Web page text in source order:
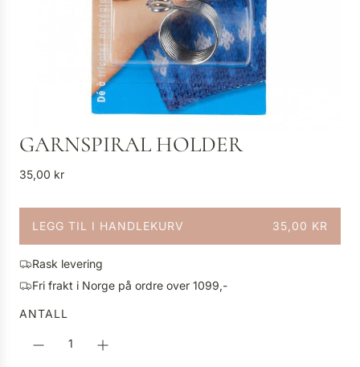
GARNSPIRAL HOLDER
V
n
i
g
p
i
35,00 kr
LEGG TIL I HANDLEKURV 35,00 KR
L
S
T
R
Rask levering
Fri frakt i Norge på ordre over 1099,-
ANTALL